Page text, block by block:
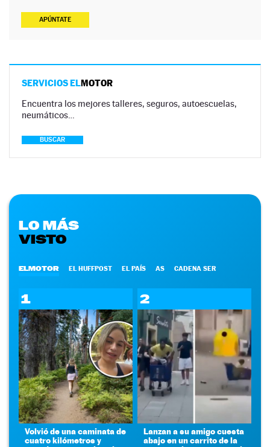
APÚNTATE
SERVICIOS ELMOTOR
Encuentra los mejores talleres, seguros, autoescuelas,
neumáticos…
BUSCAR
LO MÁS
VISTO
ELMOTOR EL HUFFPOST EL PAÍS AS CADENA SER
1
Volvió de una caminata de
cuatro kilómetros y
2
Lanzan a su amigo cuesta
abajo en un carrito de la